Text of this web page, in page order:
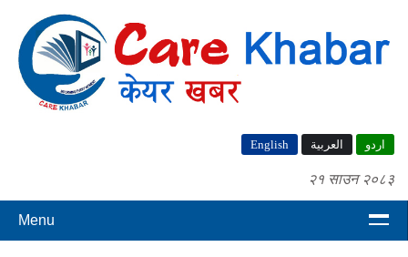
English اردو العربية
२१ साउन २०८३
Menu